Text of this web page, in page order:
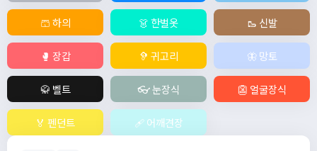
🩳 하의 👗 한벌옷 🥾 신발
🥊 장갑 🦻 귀고리 🦋 망토
🥋 벨트 👓 눈장식 👺 얼굴장식
🏅 펜던트 🩹 어깨견장